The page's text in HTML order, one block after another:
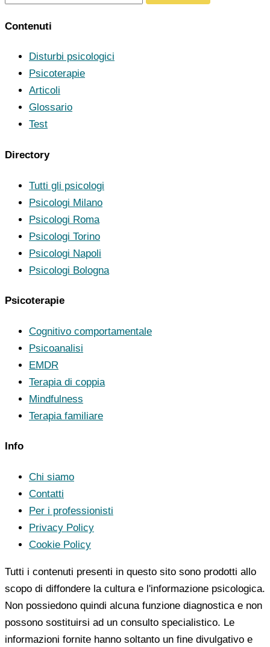
Contenuti
Disturbi psicologici
Psicoterapie
Articoli
Glossario
Test
Directory
Tutti gli psicologi
Psicologi Milano
Psicologi Roma
Psicologi Torino
Psicologi Napoli
Psicologi Bologna
Psicoterapie
Cognitivo comportamentale
Psicoanalisi
EMDR
Terapia di coppia
Mindfulness
Terapia familiare
Info
Chi siamo
Contatti
Per i professionisti
Privacy Policy
Cookie Policy
Tutti i contenuti presenti in questo sito sono prodotti allo
scopo di diffondere la cultura e l'informazione psicologica.
Non possiedono quindi alcuna funzione diagnostica e non
possono sostituirsi ad un consulto specialistico. Le
informazioni fornite hanno soltanto un fine divulgativo e